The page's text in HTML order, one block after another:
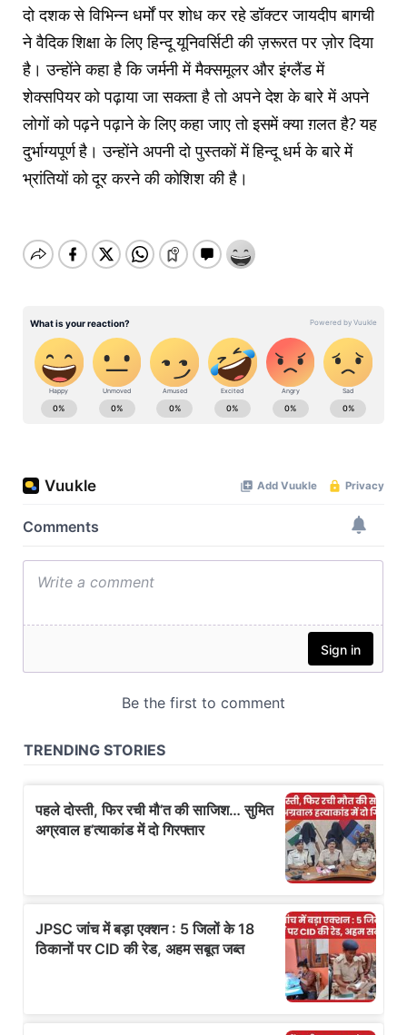
दो दशक से विभिन्न धर्मों पर शोध कर रहे डॉक्टर जायदीप बागची
ने वैदिक शिक्षा के लिए हिन्दू यूनिवर्सिटी की ज़रूरत पर ज़ोर दिया
है। उन्होंने कहा है कि जर्मनी में मैक्समूलर और इंग्लैंड में
शेक्सपियर को पढ़ाया जा सकता है तो अपने देश के बारे में अपने
लोगों को पढ़ने पढ़ाने के लिए कहा जाए तो इसमें क्या ग़लत है? यह
दुर्भाग्यपूर्ण है। उन्होंने अपनी दो पुस्तकों में हिन्दू धर्म के बारे में
भ्रांतियों को दूर करने की कोशिश की है।